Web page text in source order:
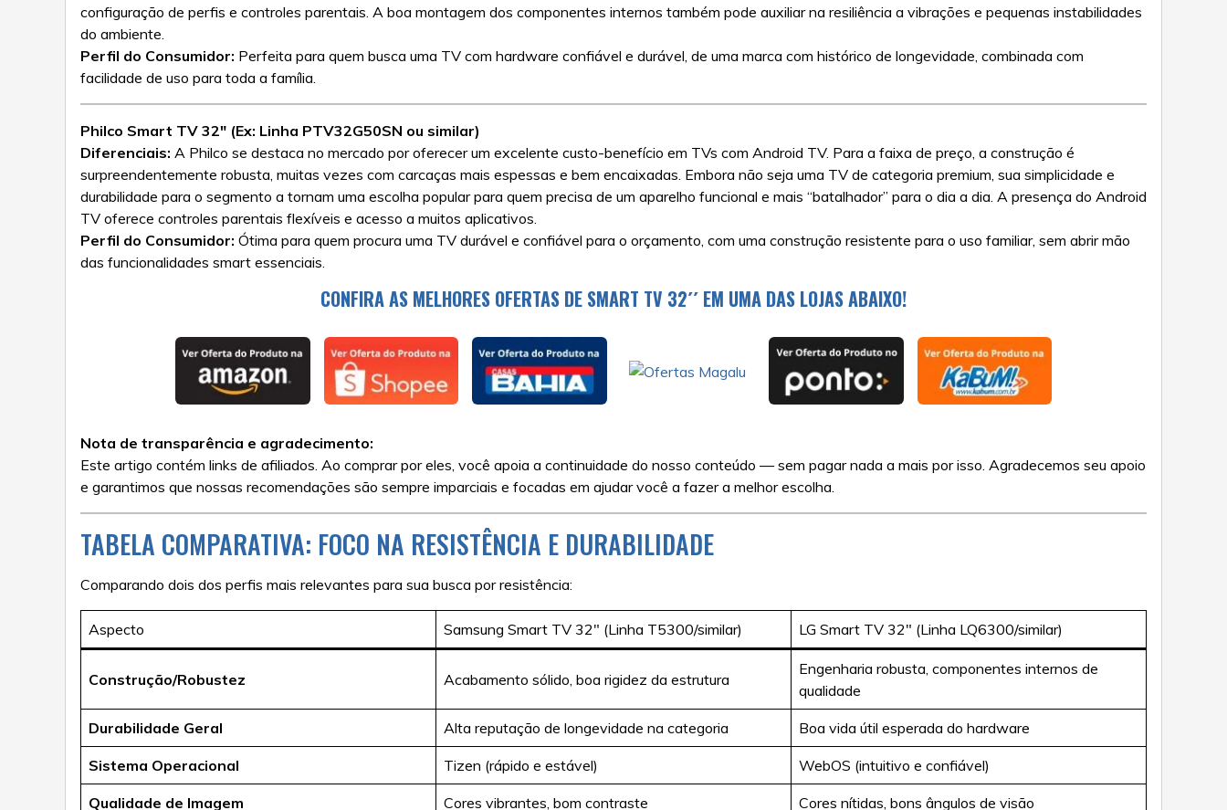
configuração de perfis e controles parentais. A boa montagem dos componentes internos também pode auxiliar na resiliência a vibrações e pequenas instabilidades
do ambiente.
Perfil do Consumidor: Perfeita para quem busca uma TV com hardware confiável e durável, de uma marca com histórico de longevidade, combinada com
facilidade de uso para toda a família.
Philco Smart TV 32″ (Ex: Linha PTV32G50SN ou similar)
Diferenciais: A Philco se destaca no mercado por oferecer um excelente custo-benefício em TVs com Android TV. Para a faixa de preço, a construção é
surpreendentemente robusta, muitas vezes com carcaças mais espessas e bem encaixadas. Embora não seja uma TV de categoria premium, sua simplicidade e
durabilidade para o segmento a tornam uma escolha popular para quem precisa de um aparelho funcional e mais “batalhador” para o dia a dia. A presença do Android
TV oferece controles parentais flexíveis e acesso a muitos aplicativos.
Perfil do Consumidor: Ótima para quem procura uma TV durável e confiável para o orçamento, com uma construção resistente para o uso familiar, sem abrir mão
das funcionalidades smart essenciais.
CONFIRA AS MELHORES OFERTAS DE SMART TV 32´´ EM UMA DAS LOJAS ABAIXO!
Nota de transparência e agradecimento:
Este artigo contém links de afiliados. Ao comprar por eles, você apoia a continuidade do nosso conteúdo — sem pagar nada a mais por isso. Agradecemos seu apoio
e garantimos que nossas recomendações são sempre imparciais e focadas em ajudar você a fazer a melhor escolha.
TABELA COMPARATIVA: FOCO NA RESISTÊNCIA E DURABILIDADE
Comparando dois dos perfis mais relevantes para sua busca por resistência:
Aspecto Samsung Smart TV 32″ (Linha T5300/similar) LG Smart TV 32″ (Linha LQ6300/similar)
Construção/Robustez Acabamento sólido, boa rigidez da estrutura
Engenharia robusta, componentes internos de
qualidade
Durabilidade Geral Alta reputação de longevidade na categoria Boa vida útil esperada do hardware
Sistema Operacional Tizen (rápido e estável) WebOS (intuitivo e confiável)
Qualidade de Imagem Cores vibrantes, bom contraste Cores nítidas, bons ângulos de visão